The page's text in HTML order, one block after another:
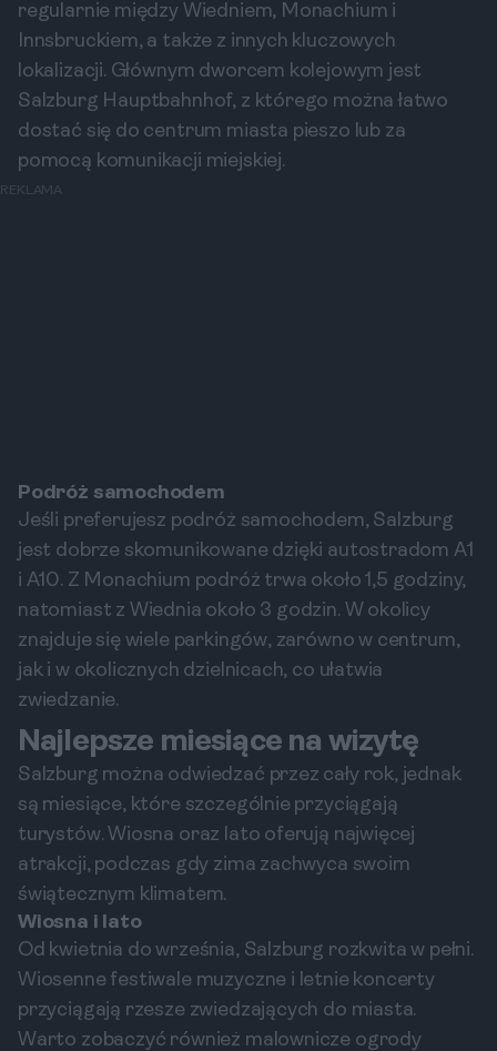
regularnie między Wiedniem, Monachium i
Innsbruckiem, a także z innych kluczowych
lokalizacji. Głównym dworcem kolejowym jest
Salzburg Hauptbahnhof, z którego można łatwo
dostać się do centrum miasta pieszo lub za
pomocą komunikacji miejskiej.
REKLAMA
Podróż samochodem
Jeśli preferujesz podróż samochodem, Salzburg
jest dobrze skomunikowane dzięki autostradom A1
i A10. Z Monachium podróż trwa około 1,5 godziny,
natomiast z Wiednia około 3 godzin. W okolicy
znajduje się wiele parkingów, zarówno w centrum,
jak i w okolicznych dzielnicach, co ułatwia
zwiedzanie.
Najlepsze miesiące na wizytę
Salzburg można odwiedzać przez cały rok, jednak
są miesiące, które szczególnie przyciągają
turystów. Wiosna oraz lato oferują najwięcej
atrakcji, podczas gdy zima zachwyca swoim
świątecznym klimatem.
Wiosna i lato
Od kwietnia do września, Salzburg rozkwita w pełni.
Wiosenne festiwale muzyczne i letnie koncerty
przyciągają rzesze zwiedzających do miasta.
Warto zobaczyć również malownicze ogrody